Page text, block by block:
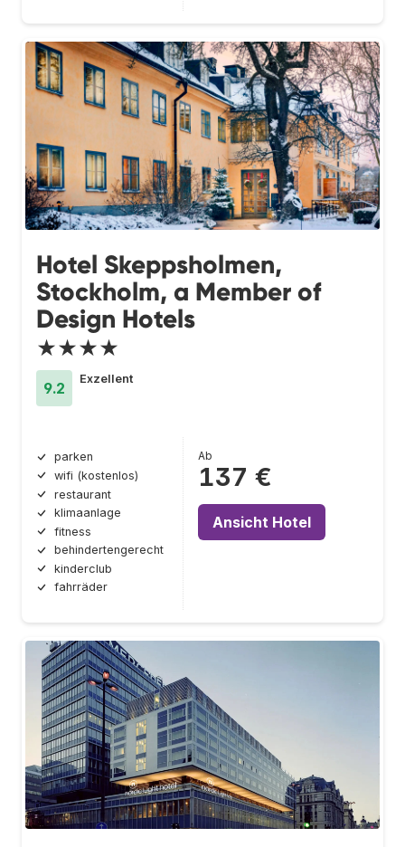
Hotel Skeppsholmen,
Stockholm, a Member of
Design Hotels
★★★★
9.2
Exzellent
parken
wifi (kostenlos)
restaurant
klimaanlage
fitness
behindertengerecht
kinderclub
fahrräder
Ab
137 €
Ansicht Hotel